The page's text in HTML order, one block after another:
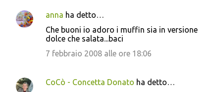
anna ha detto…
Che buoni io adoro i muffin sia in versione
dolce che salata...baci
7 febbraio 2008 alle ore 18:06
CoCò - Concetta Donato ha detto…